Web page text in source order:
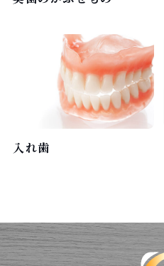
入れ歯